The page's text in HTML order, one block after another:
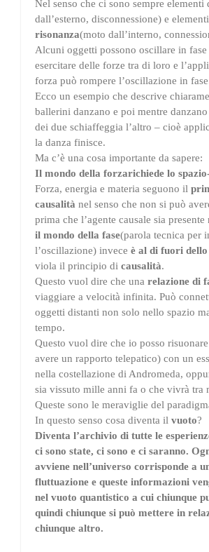
Nel senso che ci sono sempre elementi
dall’esterno, disconnessione) e
risonanza(moto dall’interno,
Alcuni oggetti possono oscillare in fase
esercitare delle forze tra di loro e
forza può rompere l’oscillazione in
Ecco un esempio che descrive
ballerini danzano e poi mentre
dei due schiaffeggia l’altro – cioè
la danza finisce.
Ma c’è una cosa importante da sapere:
Il mondo della forzarichiede lo
Forza, energia e materia seguono il
causalità nel senso che non si può
prima che l’agente causale sia
il mondo della fase(parola tecnica per
l’oscillazione) invece è al di fuori dello
viola il principio di causalità.
Questo vuol dire che una relazione di
viaggiare a velocità infinita. Può
oggetti distanti non solo nello spazio
tempo.
Questo vuol dire che io posso
avere un rapporto telepatico) con un
nella costellazione di Andromeda,
sia vissuto mille anni fa o che vivrà tra
Queste sono le meraviglie del
In questo senso cosa diventa il vuoto?
Diventa l’archivio di tutte le
ci sono state, ci sono e ci saranno.
avviene nell’universo corrisponde a
fluttuazione e queste informazioni
nel vuoto quantistico a cui chiunque
quindi chiunque si può mettere in
chiunque altro.